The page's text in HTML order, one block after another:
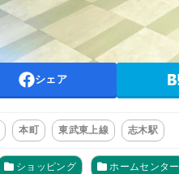
シェア
本町 東武東上線 志木駅
ショッピング ホームセンター